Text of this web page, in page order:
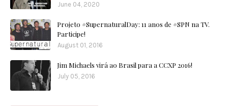
June 04, 2020
Projeto #SupernaturalDay: 11 anos de #SPN na TV.
Participe!
August 01, 2016
Jim Michaels virá ao Brasil para a CCXP 2016!
July 05, 2016